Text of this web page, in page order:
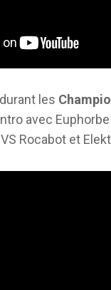
les
avec
Rocabot et